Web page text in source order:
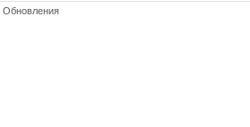
Обновления